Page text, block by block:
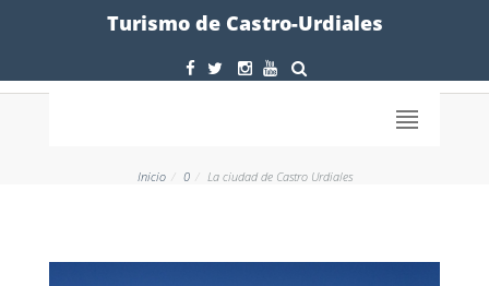
FormularioTurismo de Castro-Urdiales
Inicio 0 La ciudad de Castro Urdiales